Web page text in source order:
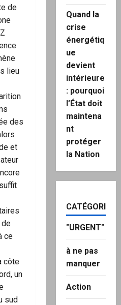
de
lieu
des
et
de
ce
côte
un
sud
Quand la
crise
énergétiq
ue
devient
intérieure
: pourquoi
l’État doit
maintena
nt
protéger
la Nation
CATÉGORIES
"URGENT"
à ne pas
manquer
Action